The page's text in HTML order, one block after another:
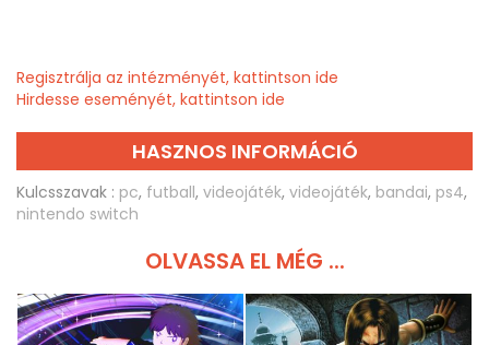
Regisztrálja az intézményét, kattintson ide
Hirdesse eseményét, kattintson ide
HASZNOS INFORMÁCIÓ
Kulcsszavak : pc, futball, videojáték, videojáték, bandai, ps4,
nintendo switch
OLVASSA EL MÉG ...